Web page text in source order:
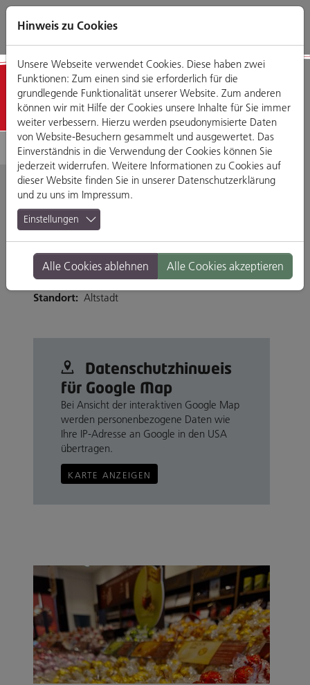
Direkt
zum
Zum
Hauptmenü
Zum
Footermenü
Zur
Website-
Geschäfte
Oxfam Regensburg
Maximilianstraße 12, 93047 Regensburg
https://shops.oxfam.de/shops/regensburg
Branche: Mode, Accessoires & Schmuck
Standort: Altstadt
Datenschutz­hinweis
für Google Map
Bei Ansicht der interaktiven Google Map
werden personenbezogene Daten wie
Ihre IP-Adresse an Google in den USA
übertragen.
KARTE ANZEIGEN
Hinweis zu Cookies
Unsere Webseite verwendet Cookies. Diese haben zwei
Funktionen: Zum einen sind sie erforderlich für die
grundlegende Funktionalität unserer Website. Zum anderen
können wir mit Hilfe der Cookies unsere Inhalte für Sie immer
weiter verbessern. Hierzu werden pseudonymisierte Daten
von Website-Besuchern gesammelt und ausgewertet. Das
Einverständnis in die Verwendung der Cookies können Sie
jederzeit widerrufen. Weitere Informationen zu Cookies auf
dieser Website finden Sie in unserer Datenschutzerklärung
und zu uns im Impressum.
Einstellungen
Alle Cookies ablehnen Alle Cookies akzeptieren